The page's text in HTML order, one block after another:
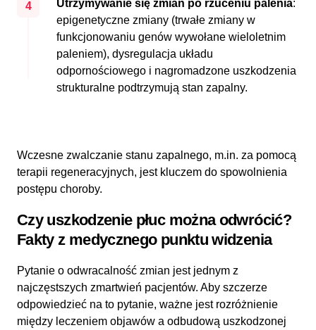
4 Utrzymywanie się zmian po rzuceniu palenia:
epigenetyczne zmiany (trwałe zmiany w
funkcjonowaniu genów wywołane wieloletnim
paleniem), dysregulacja układu
odpornościowego i nagromadzone uszkodzenia
strukturalne podtrzymują stan zapalny.
Wczesne zwalczanie stanu zapalnego, m.in. za pomocą
terapii regeneracyjnych, jest kluczem do spowolnienia
postępu choroby.
Czy uszkodzenie płuc można odwrócić?
Fakty z medycznego punktu widzenia
Pytanie o odwracalność zmian jest jednym z
najczęstszych zmartwień pacjentów. Aby szczerze
odpowiedzieć na to pytanie, ważne jest rozróżnienie
między leczeniem objawów a odbudową uszkodzonej